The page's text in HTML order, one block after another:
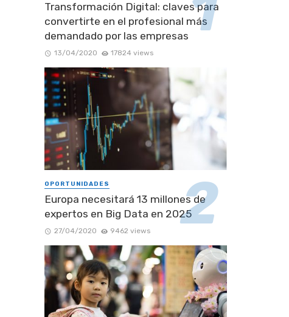
Transformación Digital: claves para
convertirte en el profesional más
demandado por las empresas
13/04/2020 17824 views
OPORTUNIDADES
Europa necesitará 13 millones de
expertos en Big Data en 2025
27/04/2020 9462 views